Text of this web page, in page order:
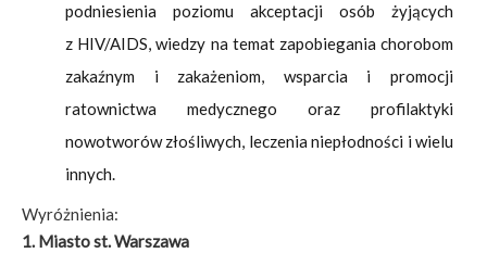
podniesienia poziomu akceptacji osób żyjących
z HIV/AIDS, wiedzy na temat zapobiegania chorobom
zakaźnym i zakażeniom, wsparcia i promocji
ratownictwa medycznego oraz profilaktyki
nowotworów złośliwych, leczenia niepłodności i wielu
innych.
Wyróżnienia:
1. Miasto st. Warszawa